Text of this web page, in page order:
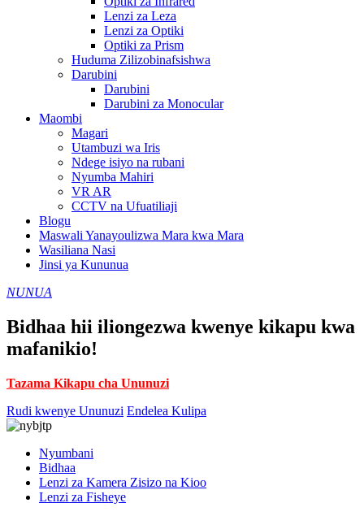
Lenzi za Leza
Lenzi za Optiki
Optiki za Prism
Huduma Zilizobinafsishwa
Darubini
Darubini
Darubini za Monocular
Maombi
Magari
Utambuzi wa Iris
Ndege isiyo na rubani
Nyumba Mahiri
VR AR
CCTV na Ufuatiliaji
Blogu
Maswali Yanayoulizwa Mara kwa Mara
Wasiliana Nasi
Jinsi ya Kununua
NUNUA
Bidhaa hii iliongezwa kwenye kikapu kwa
mafanikio!
Tazama Kikapu cha Ununuzi
Rudi kwenye Ununuzi Endelea Kulipa
Nyumbani
Bidhaa
Lenzi za Kamera Zisizo na Kioo
Lenzi za Fisheye